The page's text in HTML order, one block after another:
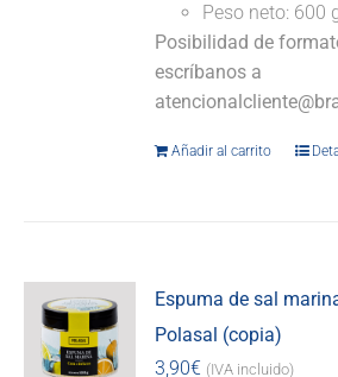
Peso neto: 600
Posibilidad de
escríbanos a
Añadir al carrito
Espuma de sal
Polasal (copia)
3,90€ (IVA incluido)